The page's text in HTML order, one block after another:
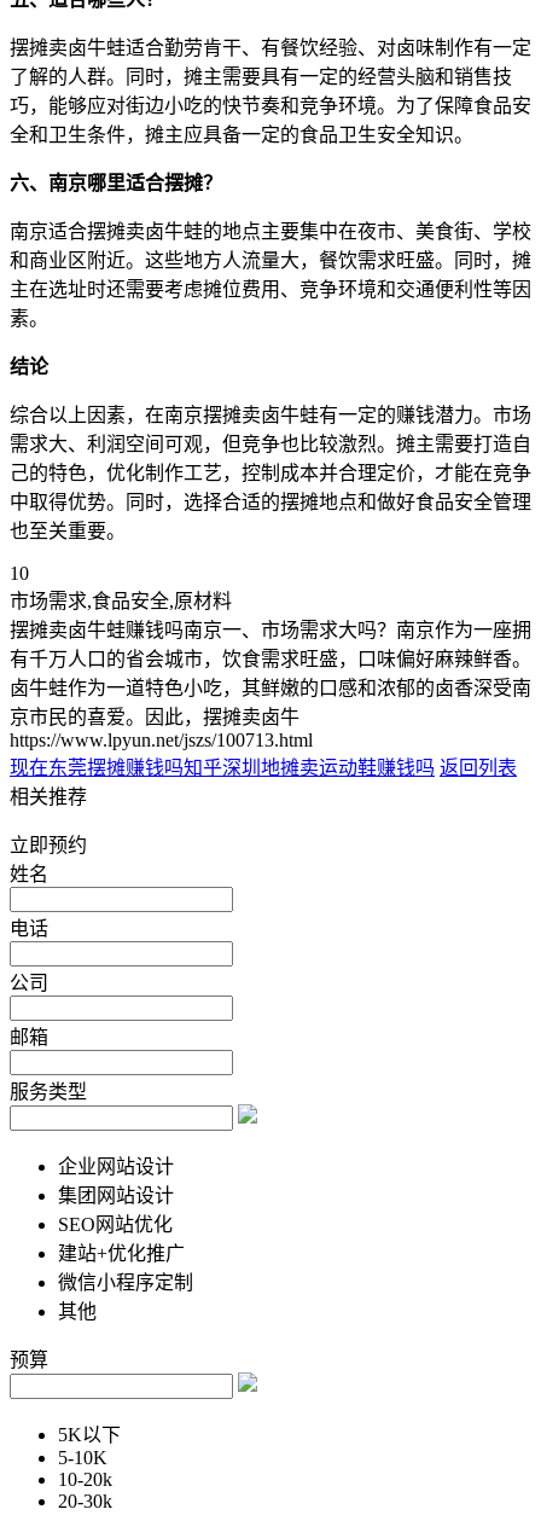
摆摊卖卤牛蛙适合勤劳肯干、有餐饮经验、对卤味制作有一定
了解的人群。同时，摊主需要具有一定的经营头脑和销售技
巧，能够应对街边小吃的快节奏和竞争环境。为了保障食品安
全和卫生条件，摊主应具备一定的食品卫生安全知识。
六、南京哪里适合摆摊？
南京适合摆摊卖卤牛蛙的地点主要集中在夜市、美食街、学校
和商业区附近。这些地方人流量大，餐饮需求旺盛。同时，摊
主在选址时还需要考虑摊位费用、竞争环境和交通便利性等因
素。
结论
综合以上因素，在南京摆摊卖卤牛蛙有一定的赚钱潜力。市场
需求大、利润空间可观，但竞争也比较激烈。摊主需要打造自
己的特色，优化制作工艺，控制成本并合理定价，才能在竞争
中取得优势。同时，选择合适的摆摊地点和做好食品安全管理
也至关重要。
10
市场需求,食品安全,原材料
摆摊卖卤牛蛙赚钱吗南京一、市场需求大吗？南京作为一座拥
有千万人口的省会城市，饮食需求旺盛，口味偏好麻辣鲜香。
卤牛蛙作为一道特色小吃，其鲜嫩的口感和浓郁的卤香深受南
京市民的喜爱。因此，摆摊卖卤牛
https://www.lpyun.net/jszs/100713.html
现在东莞摆摊赚钱吗知乎深圳地摊卖运动鞋赚钱吗 返回列表
相关推荐
立即预约
姓名
电话
公司
邮箱
服务类型
企业网站设计
集团网站设计
SEO网站优化
建站+优化推广
微信小程序定制
其他
预算
5K以下
5-10K
10-20k
20-30k